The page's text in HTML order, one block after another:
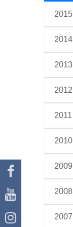
2015
2014
2013
2012
2011
2010
2009
2008
2007